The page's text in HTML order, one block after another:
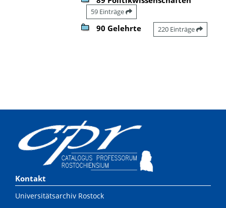
59 Einträge
90 Gelehrte 220 Einträge
Kontakt
Universitätsarchiv Rostock